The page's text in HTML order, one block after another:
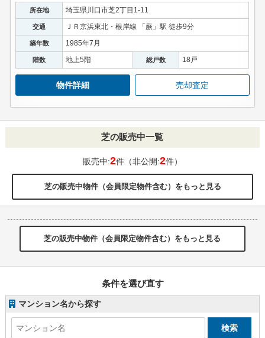
所在地 埼玉県川口市芝2丁目1-11
交通 ＪＲ京浜東北・根岸線 「蕨」駅 徒歩9分
築年数 1985年7月
階数 地上5階 総戸数 18戸
物件詳細 売却査定
芝の販売中一覧
販売中:2件（非公開:2件）
芝の販売中物件（会員限定物件含む）をもっと見る
芝の販売中物件（会員限定物件含む）をもっと見る
条件を選び直す
マンション名から探す